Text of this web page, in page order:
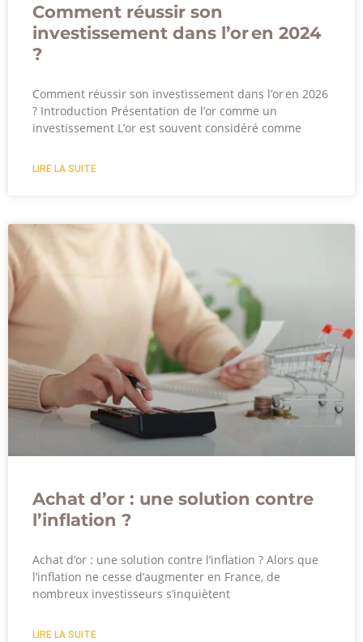
Comment réussir son
investissement dans l’or en 2024
?
Comment réussir son investissement dans l’or en 2026
? Introduction Présentation de l’or comme un
investissement L’or est souvent considéré comme
LIRE LA SUITE
Achat d’or : une solution contre
l’inflation ?
Achat d’or : une solution contre l’inflation ? Alors que
l’inflation ne cesse d’augmenter en France, de
nombreux investisseurs s’inquiètent
LIRE LA SUITE